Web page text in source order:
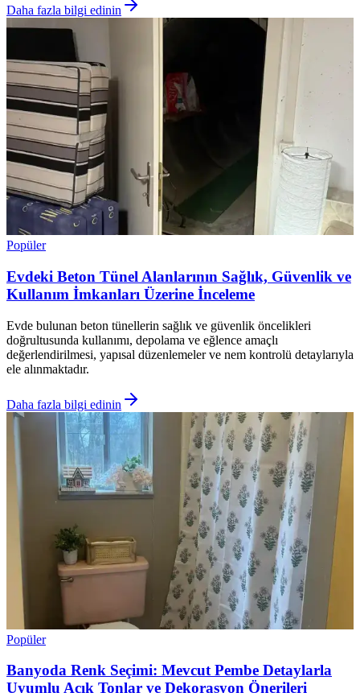
Daha fazla bilgi edinin
Popüler
Evdeki Beton Tünel Alanlarının Sağlık, Güvenlik ve
Kullanım İmkanları Üzerine İnceleme
Evde bulunan beton tünellerin sağlık ve güvenlik öncelikleri
doğrultusunda kullanımı, depolama ve eğlence amaçlı
değerlendirilmesi, yapısal düzenlemeler ve nem kontrolü detaylarıyla
ele alınmaktadır.
Daha fazla bilgi edinin
Popüler
Banyoda Renk Seçimi: Mevcut Pembe Detaylarla
Uyumlu Açık Tonlar ve Dekorasyon Önerileri